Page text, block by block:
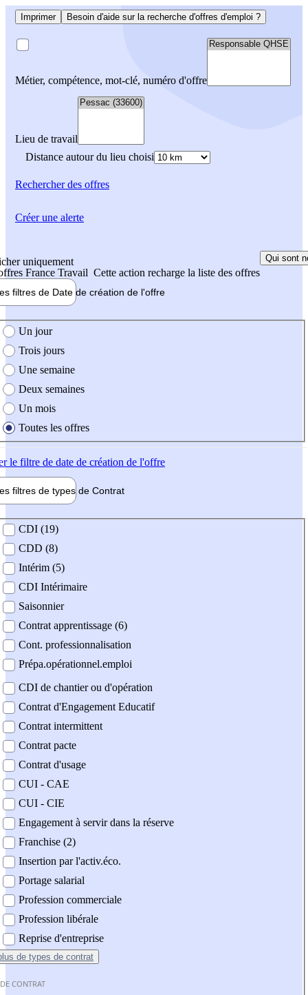
Imprimer Besoin d'aide sur la recherche d'offres d'emploi ?
Métier, compétence, mot-clé, numéro d'offre
Lieu de travail
Distance autour du lieu choisi
Rechercherdes offres
uniquement
France Travail Cette action recharge la liste des offres
Qui sont
filtres de Date de création de l'offre
création de l'offre
Un jour
Trois jours
Une semaine
Deux semaines
Un mois
Toutes les offres
le filtre de date de création de l'offre
filtres de types de Contrat
contrat
CDI (19)
CDD (8)
Intérim (5)
CDI Intérimaire
Saisonnier
Contrat apprentissage (6)
Cont. professionnalisation
Prépa.opérationnel.emploi
CDI de chantier ou d'opération
Contrat d'Engagement Educatif
Contrat intermittent
Contrat pacte
Contrat d'usage
CUI - CAE
CUI - CIE
Engagement à servir dans la réserve
Franchise (2)
Insertion par l'activ.éco.
Portage salarial
Profession commerciale
Profession libérale
Reprise d'entreprise
de types de contrat
CONTRAT
Créer une alerte